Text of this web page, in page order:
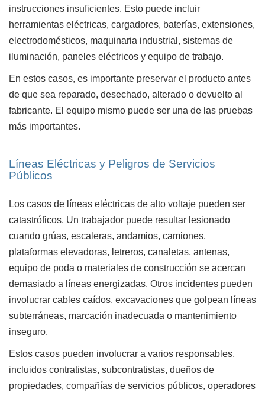
instrucciones insuficientes. Esto puede incluir
herramientas eléctricas, cargadores, baterías, extensiones,
electrodomésticos, maquinaria industrial, sistemas de
iluminación, paneles eléctricos y equipo de trabajo.
En estos casos, es importante preservar el producto antes
de que sea reparado, desechado, alterado o devuelto al
fabricante. El equipo mismo puede ser una de las pruebas
más importantes.
Líneas Eléctricas y Peligros de Servicios
Públicos
Los casos de líneas eléctricas de alto voltaje pueden ser
catastróficos. Un trabajador puede resultar lesionado
cuando grúas, escaleras, andamios, camiones,
plataformas elevadoras, letreros, canaletas, antenas,
equipo de poda o materiales de construcción se acercan
demasiado a líneas energizadas. Otros incidentes pueden
involucrar cables caídos, excavaciones que golpean líneas
subterráneas, marcación inadecuada o mantenimiento
inseguro.
Estos casos pueden involucrar a varios responsables,
incluidos contratistas, subcontratistas, dueños de
propiedades, compañías de servicios públicos, operadores